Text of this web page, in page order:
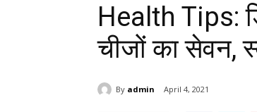
Health Tips:
चीजों का सेवन,
By admin April 4, 2021